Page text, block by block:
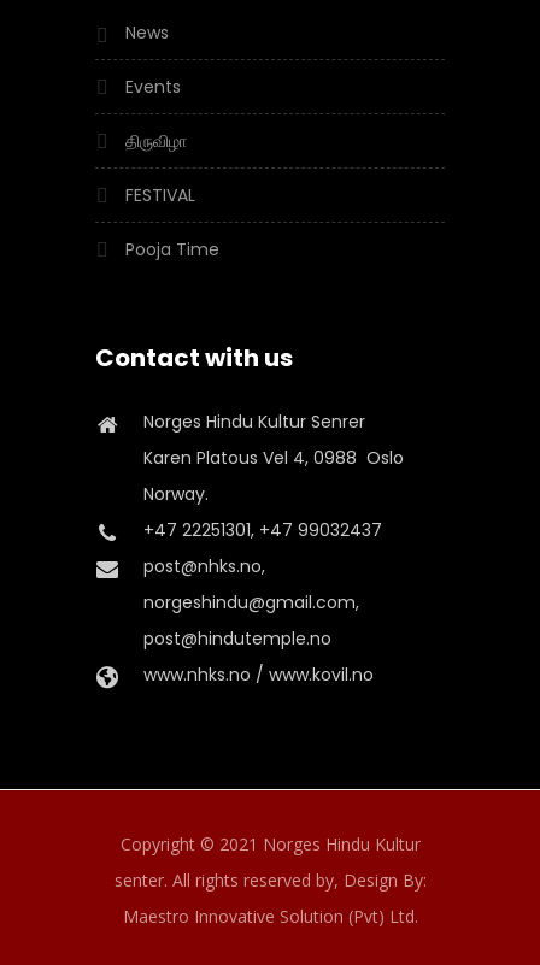
News
Events
திருவிழா
FESTIVAL
Pooja Time
Contact with us
Norges Hindu Kultur Senrer
Karen Platous Vel 4, 0988 Oslo
Norway.
+47 22251301, +47 99032437
post@nhks.no,
norgeshindu@gmail.com,
post@hindutemple.no
www.nhks.no / www.kovil.no
Copyright © 2021 Norges Hindu Kultur
senter. All rights reserved by, Design By:
Maestro Innovative Solution (Pvt) Ltd.